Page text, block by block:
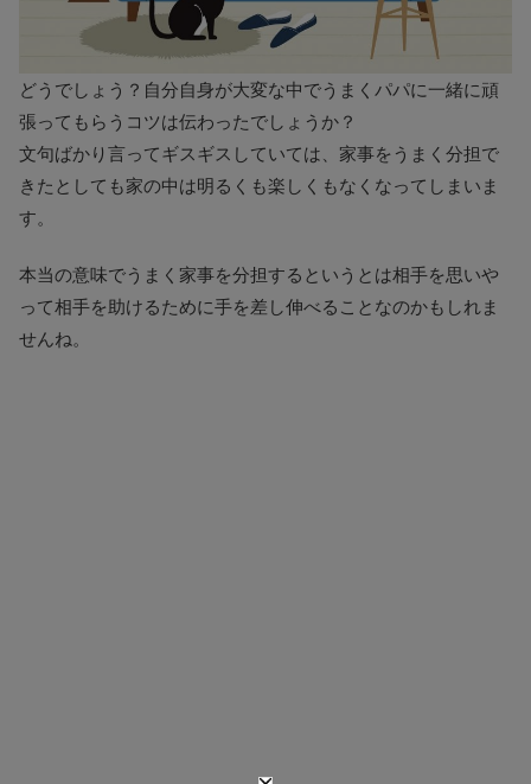
どうでしょう？自分自身が大変な中でうまくパパに一緒に頑
張ってもらうコツは伝わったでしょうか？
文句ばかり言ってギスギスしていては、家事をうまく分担で
きたとしても家の中は明るくも楽しくもなくなってしまいま
す。
本当の意味でうまく家事を分担するというとは相手を思いや
って相手を助けるために手を差し伸べることなのかもしれま
せんね。